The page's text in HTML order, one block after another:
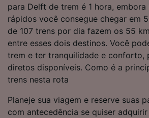
para Delft de trem é 1 hora,
rápidos você consegue chegar em
de 107 trens por dia fazem os 55
entre esses dois destinos. Você
trem e ter tranquilidade e conforto,
diretos disponíveis. Como é a
trens nesta rota
Planeje sua viagem e reserve suas
com antecedência se quiser